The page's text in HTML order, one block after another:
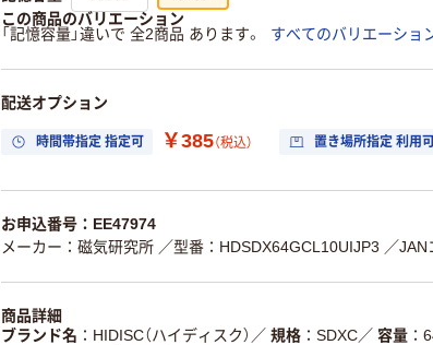
この商品のバリエーション
「記憶容量」違いで 全2商品 あります。
すべてのバリエーショ
配送オプション
時間帯指定 指定可 ￥385（税込） 置き場所指定 利用
お申込番号：EE47974
メーカー：磁気研究所 ／型番：HDSDX64GCL10UIJP3 ／
商品詳細
ブランド名
HIDISC（ハイディスク） ／ 規格 SDXC／ 容量